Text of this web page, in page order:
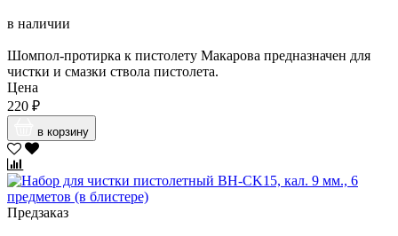
в наличии
Шомпол-протирка к пистолету Макарова предназначен для
чистки и смазки ствола пистолета.
Цена
220 ₽
в корзину
Предзаказ